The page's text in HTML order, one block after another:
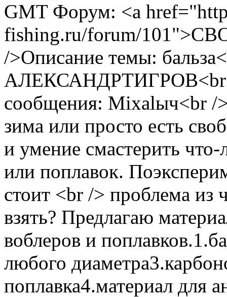
GMT Форум: <a
fishing.ru/forum/
/>Описание темы:
АЛЕКСАНДРТИГРОВ<br /
сообщения: Miхalыч<br /
зима или просто есть
и умение смастерить
или поплавок.
стоит <br /> проблема из
взять? Предлагаю
воблеров и
любого
поплавка4.материал для